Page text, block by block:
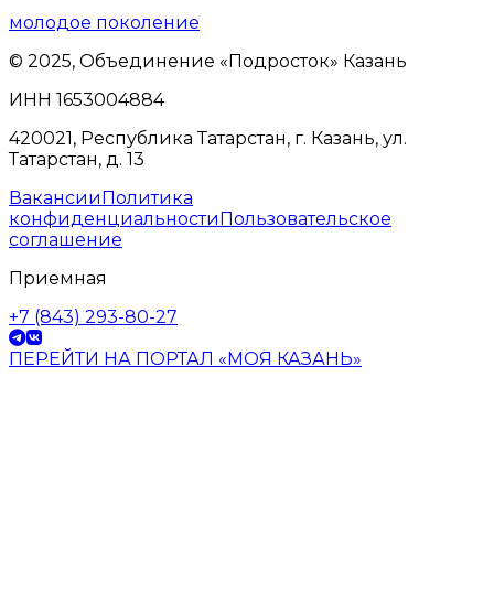
молодое поколение
© 2025, Объединение «Подросток» Казань
ИНН 1653004884
420021, Республика Татарстан, г. Казань, ул.
Татарстан, д. 13
ВакансииПолитика
конфиденциальностиПользовательское
соглашение
Приемная
+7 (843) 293-80-27
ПЕРЕЙТИ НА ПОРТАЛ «МОЯ КАЗАНЬ»